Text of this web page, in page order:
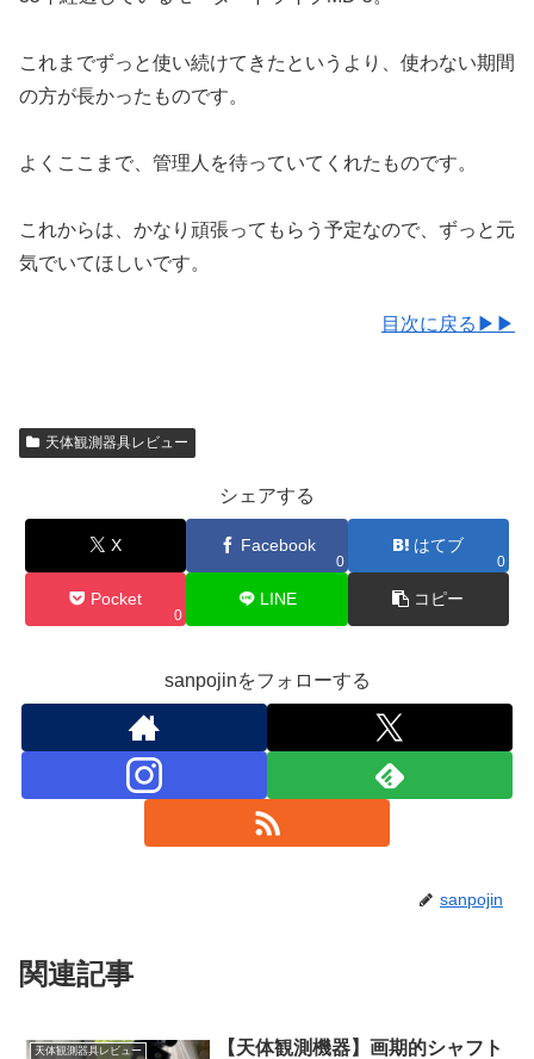
これまでずっと使い続けてきたというより、使わない期間
の方が長かったものです。
よくここまで、管理人を待っていてくれたものです。
これからは、かなり頑張ってもらう予定なので、ずっと元
気でいてほしいです。
目次に戻る▶▶
天体観測器具レビュー
シェアする
X Facebook
0
はてブ
0
Pocket
0
LINE コピー
sanpojinをフォローする
sanpojin
関連記事
天体観測器具レビュー
【天体観測機器】画期的シャフト